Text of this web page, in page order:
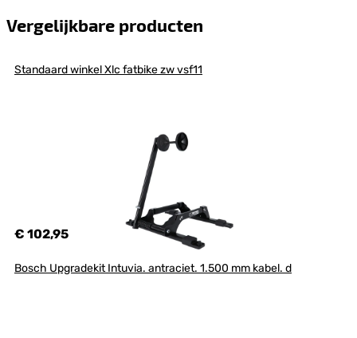
Vergelijkbare producten
Standaard winkel Xlc fatbike zw vsf11
€ 102,95
Bosch Upgradekit Intuvia. antraciet. 1.500 mm kabel. d